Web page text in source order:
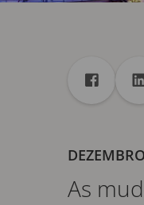
As